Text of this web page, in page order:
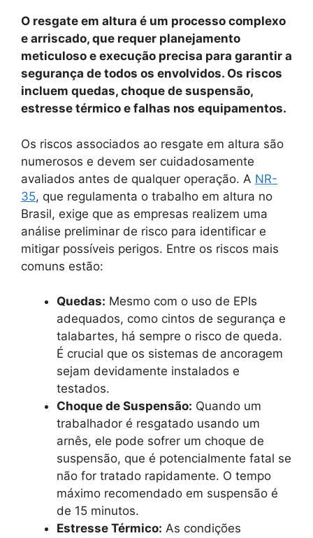
O resgate em altura é um processo complexo
e arriscado, que requer planejamento
meticuloso e execução precisa para garantir a
segurança de todos os envolvidos. Os riscos
incluem quedas, choque de suspensão,
estresse térmico e falhas nos equipamentos.
Os riscos associados ao resgate em altura são
numerosos e devem ser cuidadosamente
avaliados antes de qualquer operação. A NR-
35, que regulamenta o trabalho em altura no
Brasil, exige que as empresas realizem uma
análise preliminar de risco para identificar e
mitigar possíveis perigos. Entre os riscos mais
comuns estão:
Quedas: Mesmo com o uso de EPIs
adequados, como cintos de segurança e
talabartes, há sempre o risco de queda.
É crucial que os sistemas de ancoragem
sejam devidamente instalados e
testados.
Choque de Suspensão: Quando um
trabalhador é resgatado usando um
arnês, ele pode sofrer um choque de
suspensão, que é potencialmente fatal se
não for tratado rapidamente. O tempo
máximo recomendado em suspensão é
de 15 minutos.
Estresse Térmico: As condições